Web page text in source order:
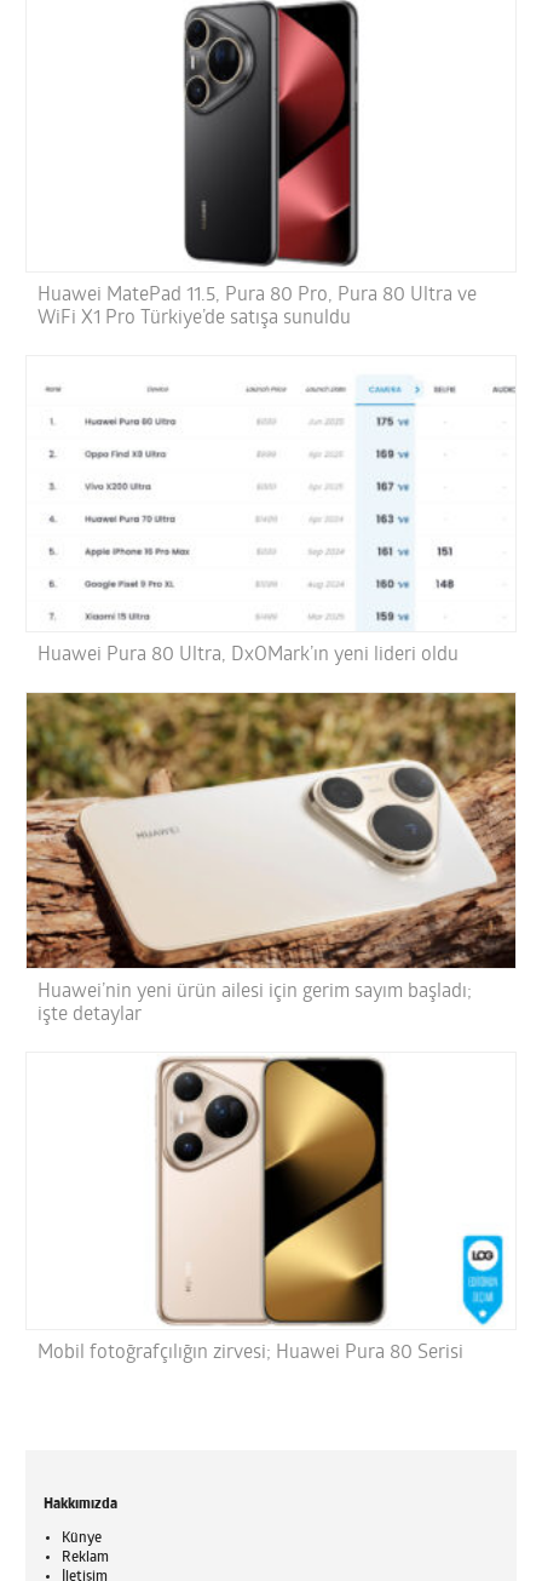
Huawei MatePad 11.5, Pura 80 Pro, Pura 80 Ultra ve
WiFi X1 Pro Türkiye’de satışa sunuldu
Huawei Pura 80 Ultra, DxOMark’ın yeni lideri oldu
Huawei’nin yeni ürün ailesi için gerim sayım başladı;
işte detaylar
Mobil fotoğrafçılığın zirvesi; Huawei Pura 80 Serisi
Hakkımızda
Künye
Reklam
İletişim